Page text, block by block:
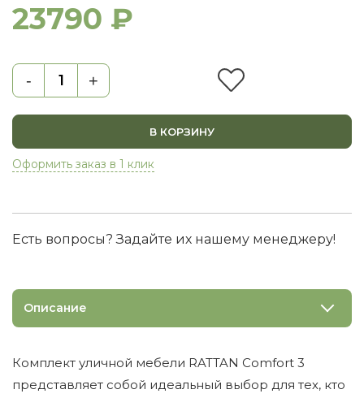
23790 ₽
- +
В КОРЗИНУ
Оформить заказ в 1 клик
Есть вопросы? Задайте их нашему менеджеру!
Описание
Комплект уличной мебели RATTAN Comfort 3
представляет собой идеальный выбор для тех, кто